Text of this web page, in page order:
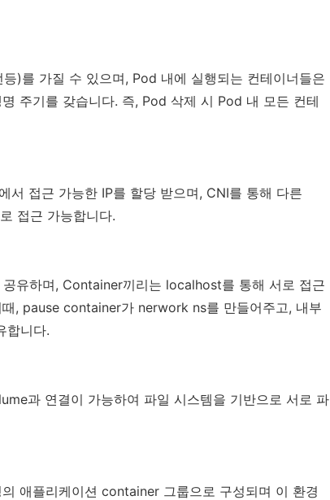
)를 가질 수 있으며, Pod 내에 실행되는 컨테이너들은
주기를 갖습니다. 즉, Pod 삭제 시 Pod 내 모든 컨테
접근 가능한 IP를 할당 받으며, CNI를 통해 다른
접근 가능합니다.
유하며, Container끼리는 localhost를 통해 서로 접근
, pause container가 nerwork ns를 만들어주고, 내부
합니다.
과 연결이 가능하여 파일 시스템을 기반으로 서로 파
애플리케이션 container 그룹으로 구성되며 이 환경